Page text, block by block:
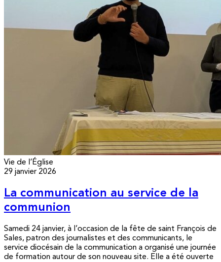
Vie de l’Église
29 janvier 2026
La communication au service de la
communion
Samedi 24 janvier, à l’occasion de la fête de saint François de
Sales, patron des journalistes et des communicants, le
service diocésain de la communication a organisé une journée
de formation autour de son nouveau site. Elle a été ouverte